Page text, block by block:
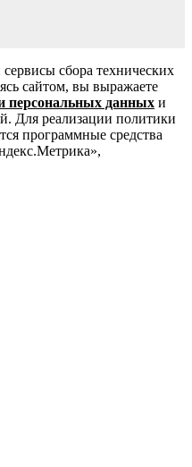
сбора технических
сайтом, вы выражаете
персональных данных и
Для реализации политики
программные средства